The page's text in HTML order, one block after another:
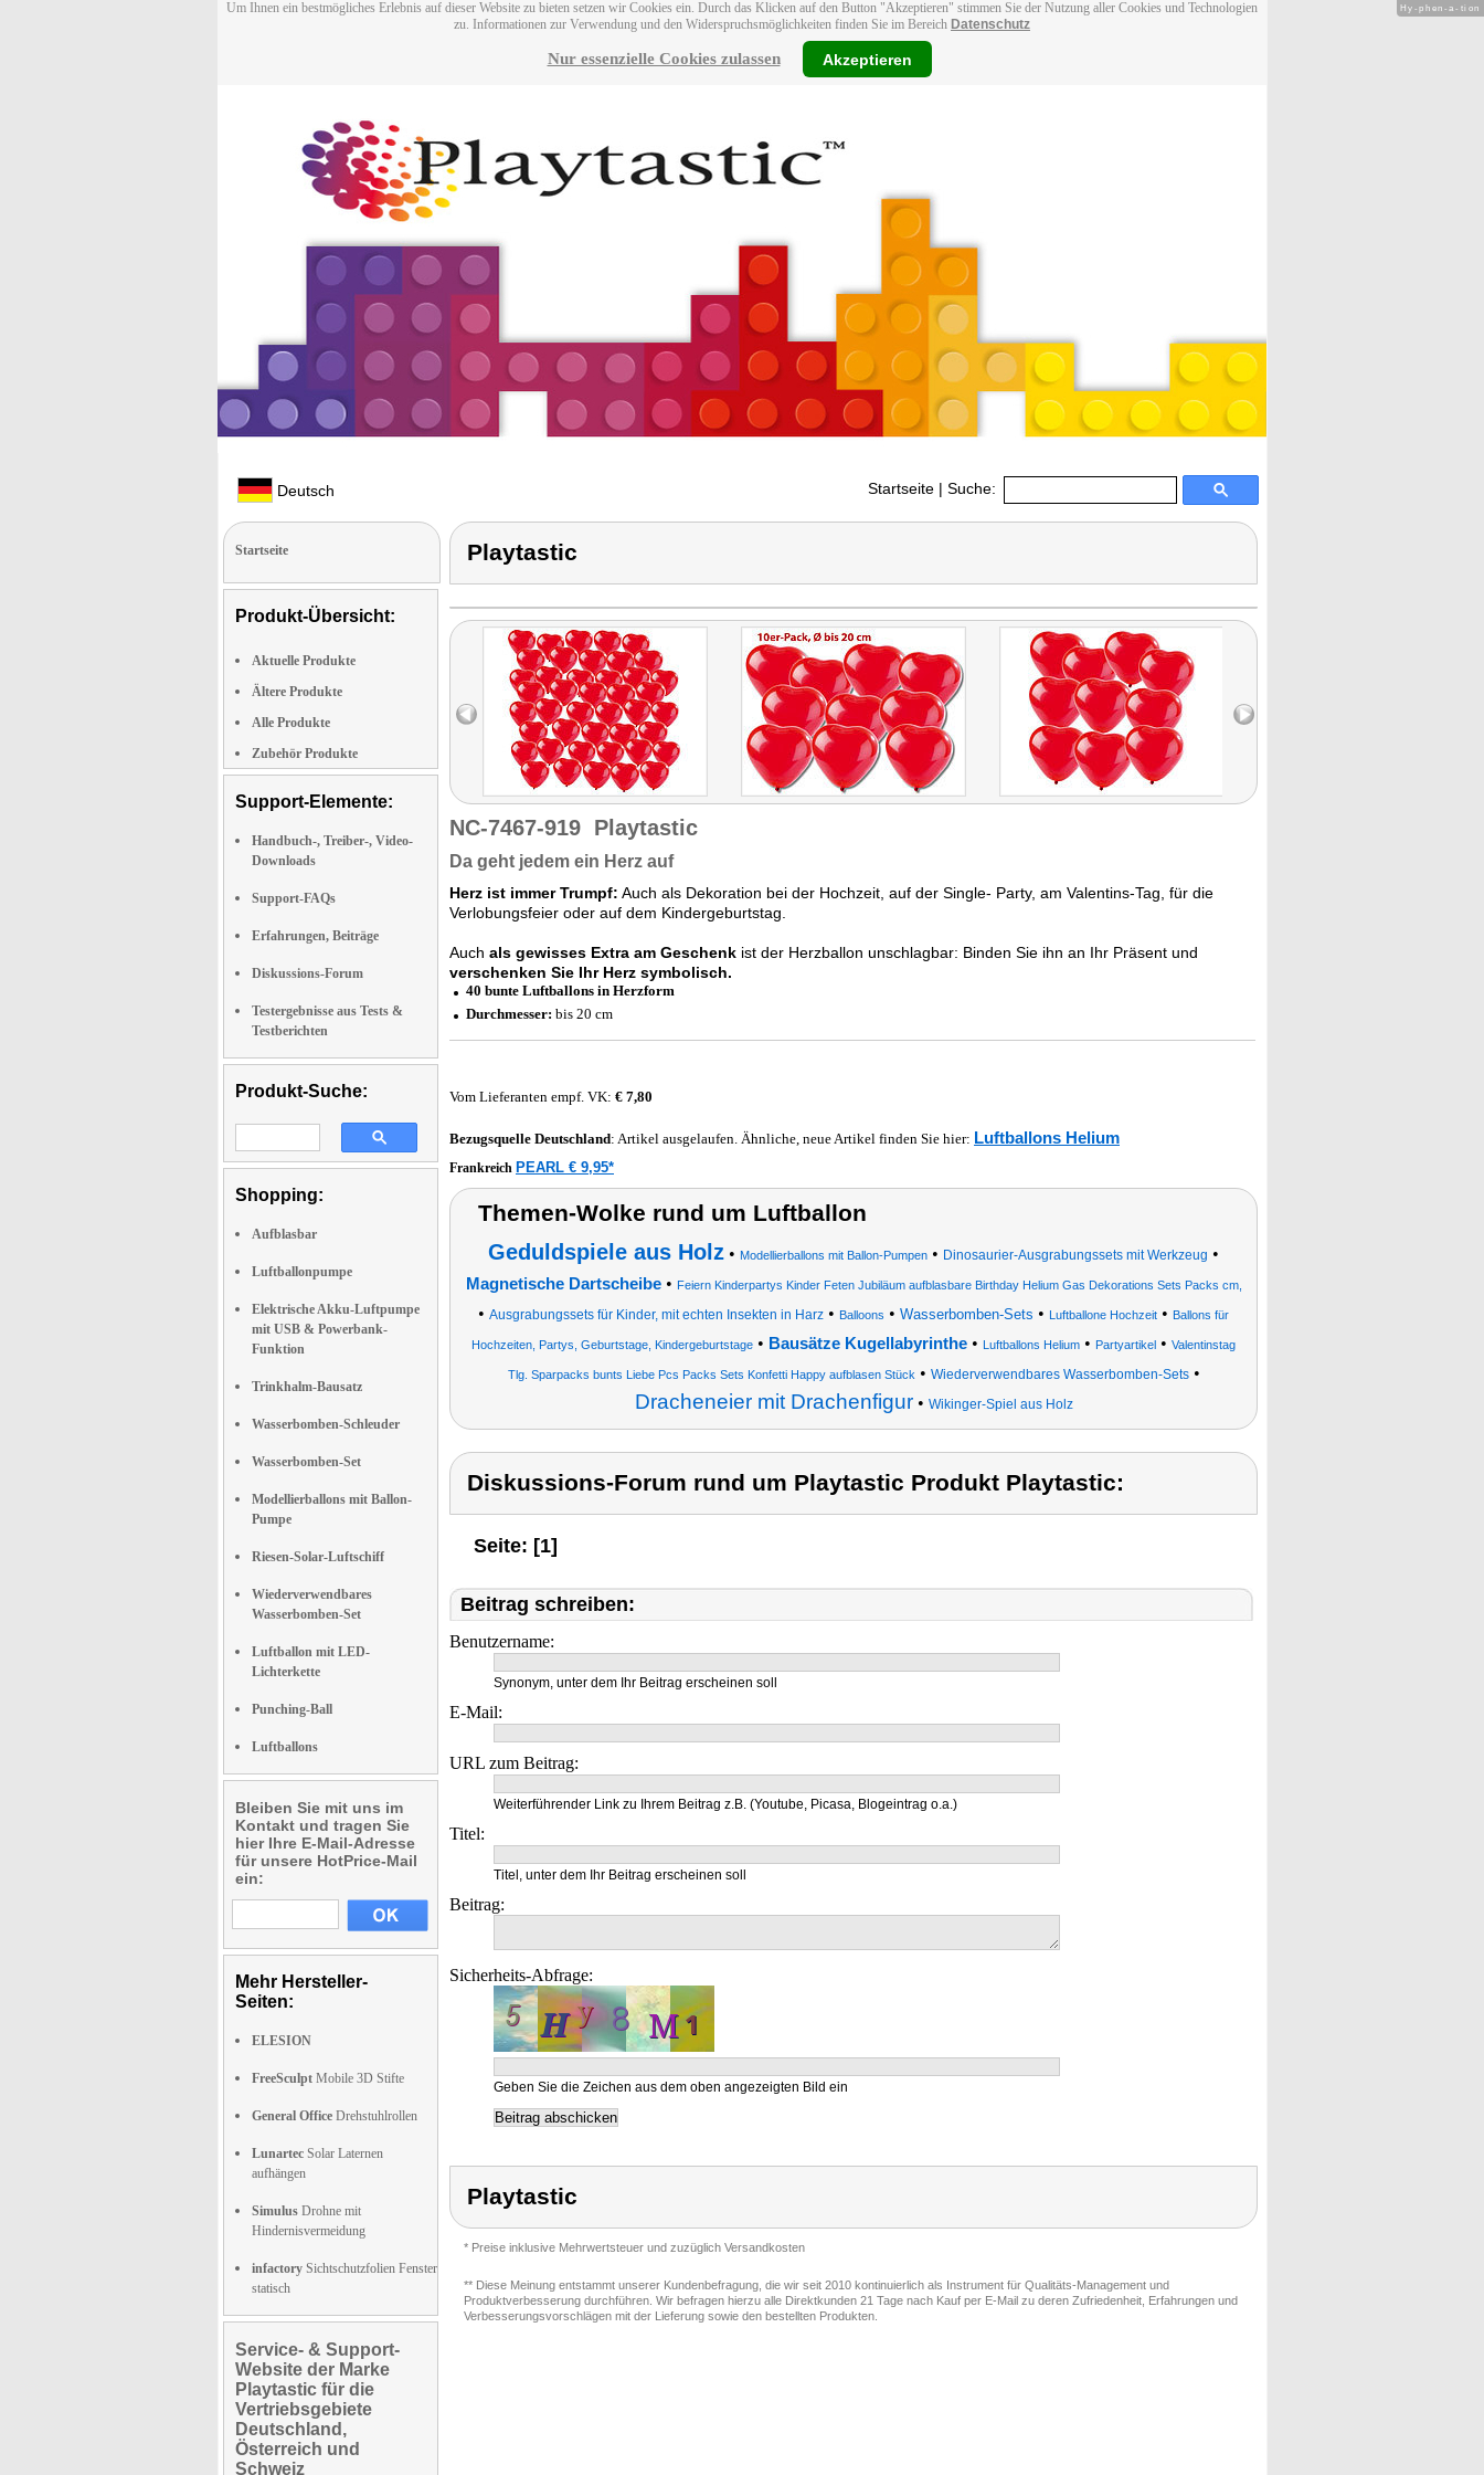
Um Ihnen ein bestmögliches Erlebnis auf dieser Website zu bieten setzen wir Cookies ein. Durch das Klicken auf den Button "Akzeptieren" stimmen Sie der Nutzung aller Cookies und Technologien
zu. Informationen zur Verwendung und den Widerspruchsmöglichkeiten finden Sie im Bereich Datenschutz
Nur essenzielle Cookies zulassen Akzeptieren
Deutsch Startseite | Suche:
Startseite
Produkt-Übersicht:
Aktuelle Produkte
Ältere Produkte
Alle Produkte
Zubehör Produkte
Support-Elemente:
Handbuch-, Treiber-, Video-
Downloads
Support-FAQs
Erfahrungen, Beiträge
Diskussions-Forum
Testergebnisse aus Tests &
Testberichten
Produkt-Suche:
Shopping:
Aufblasbar
Luftballonpumpe
Elektrische Akku-Luftpumpe
mit USB & Powerbank-
Funktion
Trinkhalm-Bausatz
Wasserbomben-Schleuder
Wasserbomben-Set
Modellierballons mit Ballon-
Pumpe
Riesen-Solar-Luftschiff
Wiederverwendbares
Wasserbomben-Set
Luftballon mit LED-
Lichterkette
Punching-Ball
Luftballons
Bleiben Sie mit uns im
Kontakt und tragen Sie
hier Ihre E-Mail-Adresse
für unsere HotPrice-Mail
ein:
Mehr Hersteller-
Seiten:
ELESION
FreeSculpt Mobile 3D Stifte
General Office Drehstuhlrollen
Lunartec Solar Laternen
aufhängen
Simulus Drohne mit
Hindernisvermeidung
infactory Sichtschutzfolien Fenster
statisch
Service- & Support-
Website der Marke
Playtastic für die
Vertriebsgebiete
Deutschland,
Österreich und
Schweiz
Playtastic
NC-7467-919 Playtastic
Da geht jedem ein Herz auf
Herz ist immer Trumpf: Auch als Dekoration bei der Hochzeit, auf der Single- Party, am Valentins-Tag, für die
Verlobungsfeier oder auf dem Kindergeburtstag.
Auch als gewisses Extra am Geschenk ist der Herzballon unschlagbar: Binden Sie ihn an Ihr Präsent und
verschenken Sie Ihr Herz symbolisch.
40 bunte Luftballons in Herzform
Durchmesser: bis 20 cm
Vom Lieferanten empf. VK: € 7,80
Bezugsquelle Deutschland: Artikel ausgelaufen. Ähnliche, neue Artikel finden Sie hier: Luftballons Helium
Frankreich PEARL € 9,95*
Themen-Wolke rund um Luftballon
Geduldspiele aus Holz • Modellierballons mit Ballon-Pumpen • Dinosaurier-Ausgrabungssets mit Werkzeug •
Magnetische Dartscheibe• Feiern Kinderpartys Kinder Feten Jubiläum aufblasbare Birthday Helium Gas Dekorations Sets Packs cm,
• Ausgrabungssets für Kinder, mit echten Insekten in Harz • Balloons • Wasserbomben-Sets • Luftballone Hochzeit • Ballons für
Hochzeiten, Partys, Geburtstage, Kindergeburtstage • Bausätze Kugellabyrinthe • Luftballons Helium • Partyartikel • Valentinstag
Tlg. Sparpacks bunts Liebe Pcs Packs Sets Konfetti Happy aufblasen Stück • Wiederverwendbares Wasserbomben-Sets•
Dracheneier mit Drachenfigur• Wikinger-Spiel aus Holz
Diskussions-Forum rund um Playtastic Produkt Playtastic:
Seite: [1]
Beitrag schreiben:
Benutzername:
Synonym, unter dem Ihr Beitrag erscheinen soll
E-Mail:
URL zum Beitrag:
Weiterführender Link zu Ihrem Beitrag z.B. (Youtube, Picasa, Blogeintrag o.a.)
Titel:
Titel, unter dem Ihr Beitrag erscheinen soll
Beitrag:
Sicherheits-Abfrage:
Geben Sie die Zeichen aus dem oben angezeigten Bild ein
Playtastic
* Preise inklusive Mehrwertsteuer und zuzüglich Versandkosten
** Diese Meinung entstammt unserer Kundenbefragung, die wir seit 2010 kontinuierlich als Instrument für Qualitäts-Management und
Produktverbesserung durchführen. Wir befragen hierzu alle Direktkunden 21 Tage nach Kauf per E-Mail zu deren Zufriedenheit, Erfahrungen und
Verbesserungsvorschlägen mit der Lieferung sowie den bestellten Produkten.
Hy-phen-a-tion